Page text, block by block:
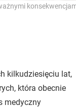
kilkudziesięciu lat,
która obecnie
medyczny